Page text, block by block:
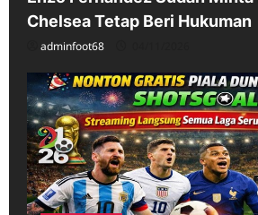
Chelsea Tetap Beri Hukuman
adminfoot68